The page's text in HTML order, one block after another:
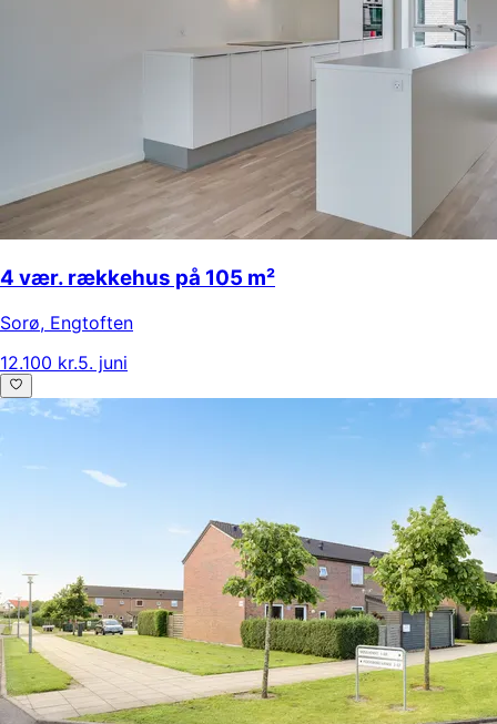
4 vær. rækkehus på 105 m²
Sorø, Engtoften
12.100 kr.5. juni